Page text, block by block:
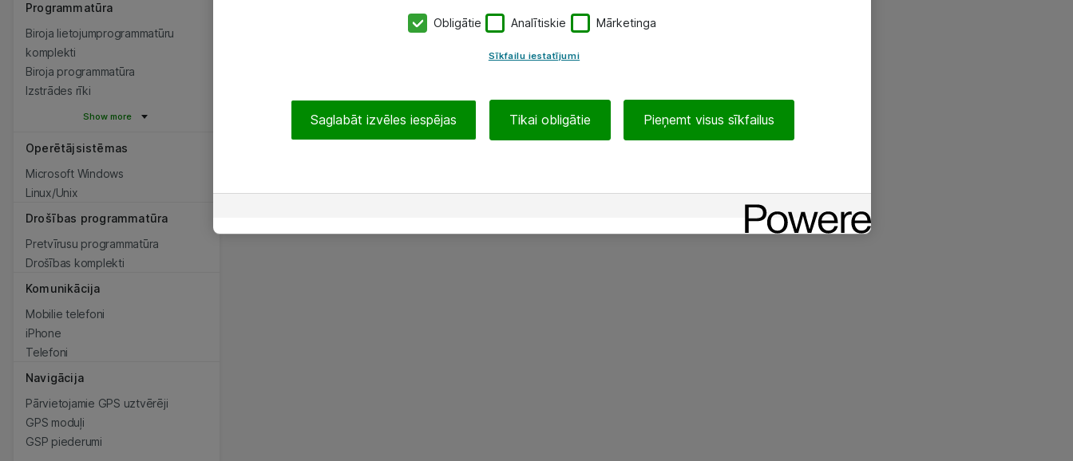
Programmatūra
Biroja lietojumprogrammatūru
komplekti
Biroja programmatūra
Izstrādes rīki
Show more
Operētājsistēmas
Microsoft Windows
Linux/Unix
Drošības programmatūra
Pretvīrusu programmatūra
Drošības komplekti
Komunikācija
Mobilie telefoni
iPhone
Telefoni
Navigācija
Pārvietojamie GPS uztvērēji
GPS moduļi
GSP piederumi
Obligātie Analītiskie Mārketinga
Sīkfailu iestatījumi
Saglabāt izvēles iespējas Tikai obligātie Pieņemt visus sīkfailus